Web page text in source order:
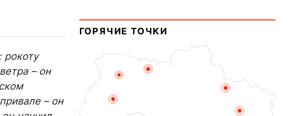
рокоту
– он
– он
мучеников (284–305). прав.
воина Фео́дора...
ГОРЯЧИЕ ТОЧКИ